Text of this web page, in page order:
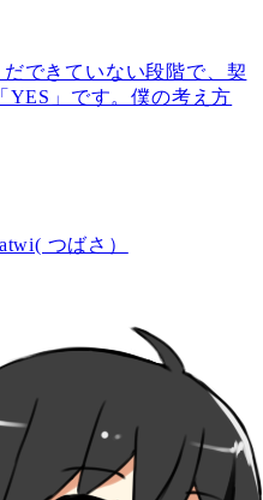
できていない段階で、契
YES」です。僕の考え方
つばさ）